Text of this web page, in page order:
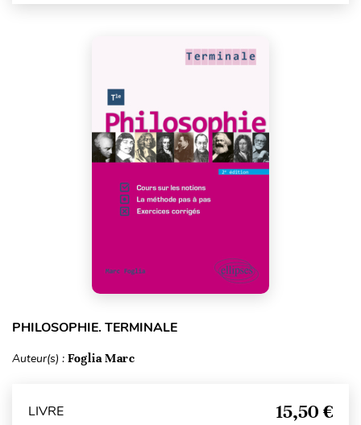
PHILOSOPHIE. TERMINALE
Auteur(s) : Foglia Marc
LIVRE 15,50 €